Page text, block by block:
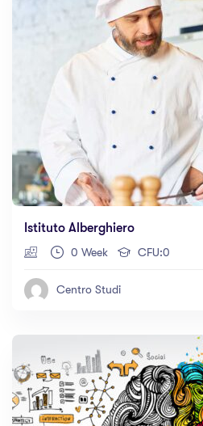
Istituto Alberghiero
0 Week CFU:0
Centro Studi